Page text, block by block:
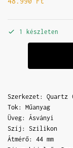
1 készleten
Szerkezet: Quartz
Tok: Műanyag
Üveg: Ásványi
Szíj: Szilikon
Átmérő: 44 mm